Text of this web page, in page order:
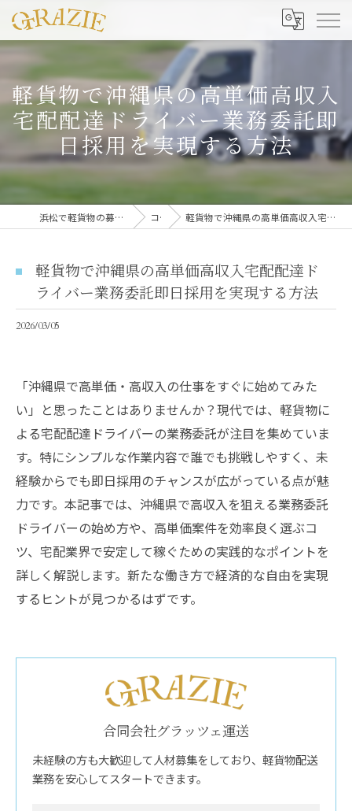
軽貨物で沖縄県の高単価高収入
宅配配達ドライバー業務委託即
日採用を実現する方法
浜松で軽貨物の募集なら合同会社グラッツェ運送 コラム 軽貨物で沖縄県の高単価高収入宅配配達ドライバー業務委託即日採用を実現する方法
軽貨物で沖縄県の高単価高収入宅配配達ド
ライバー業務委託即日採用を実現する方法
2026/03/05
「沖縄県で高単価・高収入の仕事をすぐに始めてみた
い」と思ったことはありませんか？現代では、軽貨物に
よる宅配配達ドライバーの業務委託が注目を集めていま
す。特にシンプルな作業内容で誰でも挑戦しやすく、未
経験からでも即日採用のチャンスが広がっている点が魅
力です。本記事では、沖縄県で高収入を狙える業務委託
ドライバーの始め方や、高単価案件を効率良く選ぶコ
ツ、宅配業界で安定して稼ぐための実践的なポイントを
詳しく解説します。新たな働き方で経済的な自由を実現
するヒントが見つかるはずです。
合同会社グラッツェ運送
未経験の方も大歓迎して人材募集をしており、軽貨物配送
業務を安心してスタートできます。